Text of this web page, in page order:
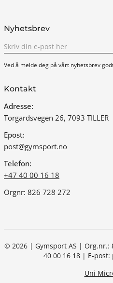
Nyhetsbrev
Ved å melde deg på vårt nyhetsbrev
Kontakt
Adresse:
Torgardsvegen 26, 7093 TILLER
Epost:
post@gymsport.no
Telefon:
+47 40 00 16 18
Orgnr: 826 728 272
© 2026 | Gymsport AS | Org.nr.:
40 00 16 18 | E-
Uni